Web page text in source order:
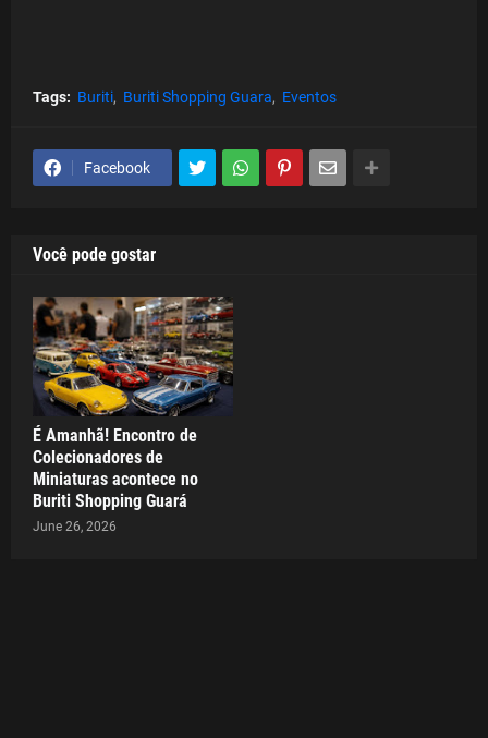
Tags: Buriti Buriti Shopping Guara Eventos
Facebook
Você pode gostar
É Amanhã! Encontro de
Colecionadores de
Miniaturas acontece no
Buriti Shopping Guará
June 26, 2026